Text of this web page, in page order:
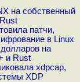
на собственный
патчи,
в Linux
на
и Rust
xdpcap,
XDP